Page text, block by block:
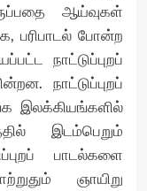
ஆய்வுகள்
பரிபாடல் போன்ற
நாட்டுப்புறப்
நாட்டுப்புறப்
இலக்கியங்களில்
இடம்பெறும்
பாடல்களை
ஞாயிறு